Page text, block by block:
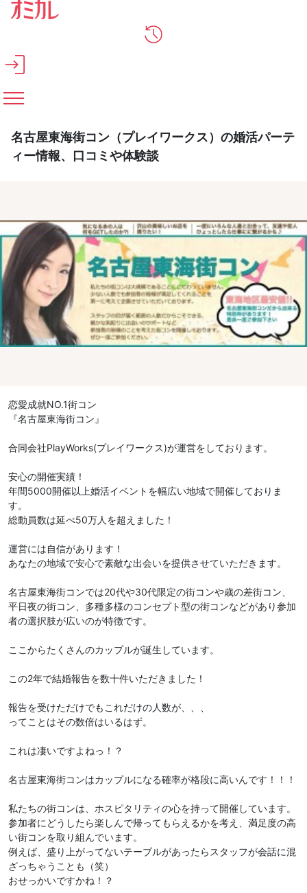
メインコンテンツへスキップ
名古屋東海街コン（プレイワークス）の婚活パーテ
ィー情報、口コミや体験談
恋愛成就NO.1街コン
『名古屋東海街コン』
合同会社PlayWorks(プレイワークス)が運営をしております。
安心の開催実績！
年間5000開催以上婚活イベントを幅広い地域で開催しておりま
す。
総動員数は延べ50万人を超えました！
運営には自信があります！
あなたの地域で安心で素敵な出会いを提供させていただきます。
名古屋東海街コンでは20代や30代限定の街コンや歳の差街コン、
平日夜の街コン、多種多様のコンセプト型の街コンなどがあり参加
者の選択肢が広いのが特徴です。
ここからたくさんのカップルが誕生しています。
この2年で結婚報告を数十件いただきました！
報告を受けただけでもこれだけの人数が、、、
ってことはその数倍はいるはず。
これは凄いですよねっ！？
名古屋東海街コンはカップルになる確率が格段に高いんです！！！
私たちの街コンは、ホスピタリティの心を持って開催しています。
参加者にどうしたら楽しんで帰ってもらえるかを考え、満足度の高
い街コンを取り組んでいます。
例えば、盛り上がってないテーブルがあったらスタッフが会話に混
ざっちゃうことも（笑）
おせっかいですかね！？